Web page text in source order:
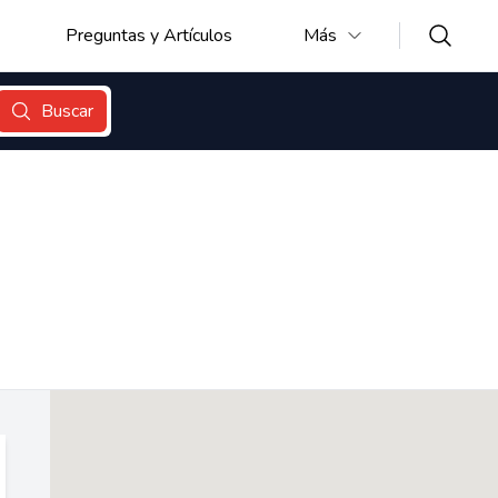
Preguntas y Artículos Más
Buscar